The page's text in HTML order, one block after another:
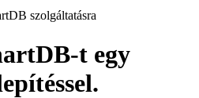
szolgáltatásra
t egy